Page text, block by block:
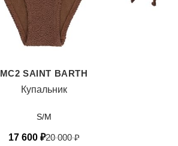
MC2 SAINT BARTH
Купальник
S/M
17 600 ₽20 000₽